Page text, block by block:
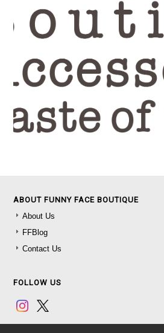
ABOUT FUNNY FACE BOUTIQUE
About Us
FFBlog
Contact Us
FOLLOW US